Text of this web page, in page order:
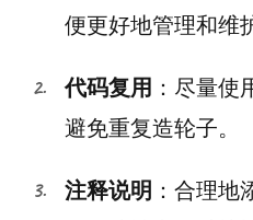
便更好地管理和维
代码复用 ：尽量使
避免重复造轮子。
注释说明 ：合理地